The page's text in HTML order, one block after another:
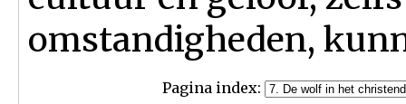
omstandigheden,
Pagina index: